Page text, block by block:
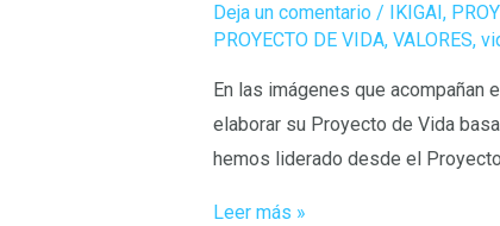
Deja un comentario / IKIGAI ,
PROYECTO DE VIDA, VALORES,
En las imágenes que
elaborar su Proyecto de Vida
hemos liderado desde el
PERSONAL
VIDA
BASADO
EN
VALORES
Leer más »